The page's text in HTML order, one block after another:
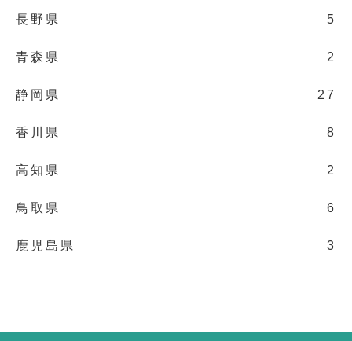
長野県 5
青森県 2
静岡県 27
香川県 8
高知県 2
鳥取県 6
鹿児島県 3